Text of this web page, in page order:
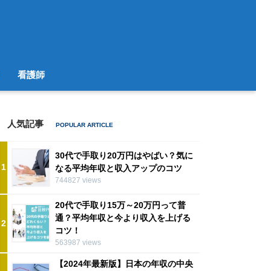
看護師
人気記事
1
30代で手取り20万円はやばい？気に
なる平均年収と収入アップのコツ
744827 views
2
20代で手取り15万～20万円って普
通？平均年収と今より収入を上げる
コツ！
563987 views
【2024年最新版】日本の年収の中央